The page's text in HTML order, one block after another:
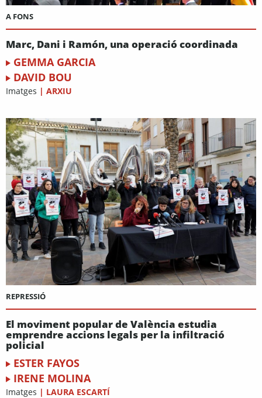
A FONS
Marc, Dani i Ramón, una operació coordinada
GEMMA GARCIA
DAVID BOU
Imatges | ARXIU
REPRESSIÓ
El moviment popular de València estudia
emprendre accions legals per la infiltració
policial
ESTER FAYOS
IRENE MOLINA
Imatges | LAURA ESCARTÍ